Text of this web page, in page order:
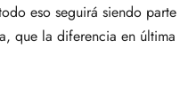
eso seguirá siendo
que la diferencia en